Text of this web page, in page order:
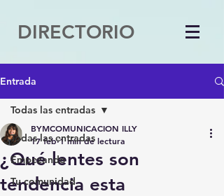
DIRECTORIO
Entrada
Todas las entradas
Empezando
Tu comunidad
Todas las entradas
¿Qué lentes son
tendencia esta
BYMCOMUNICACION ILLY
17 feb 1 min de lectura